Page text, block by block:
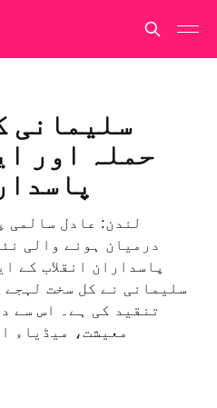
سلیمانی
حملہ اور
لندن: عادل سالمی
درمیان ہونے والی
پاسداران انقلاب کے
سلیمانی نے کل سخت
تنقید کی ہے۔ اس سے
معیشت، میڈیاء